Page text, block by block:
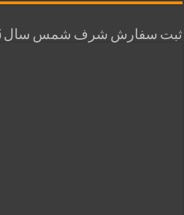
ثبت سفارش شرف شمس سال 1405